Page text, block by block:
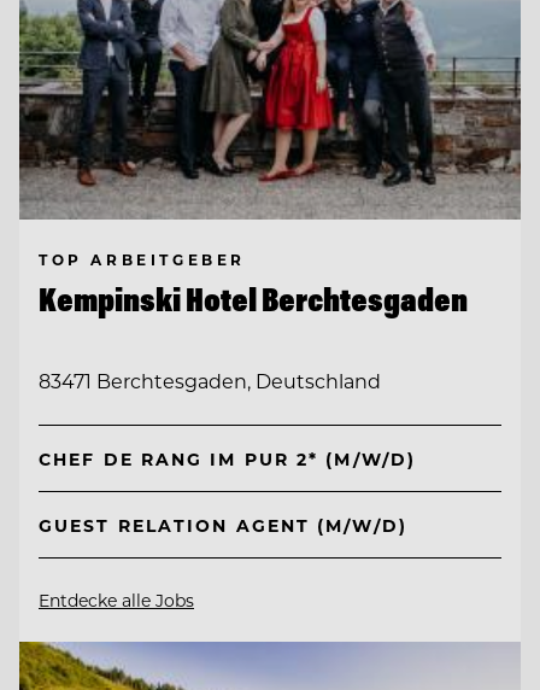
TOP ARBEITGEBER
Kempinski Hotel Berchtesgaden
83471 Berchtesgaden, Deutschland
CHEF DE RANG IM PUR 2* (M/W/D)
GUEST RELATION AGENT (M/W/D)
Entdecke alle Jobs